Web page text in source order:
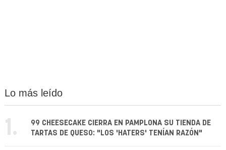
Lo más leído
1.
99 CHEESECAKE CIERRA EN PAMPLONA SU TIENDA DE
TARTAS DE QUESO: "LOS 'HATERS' TENÍAN RAZÓN"